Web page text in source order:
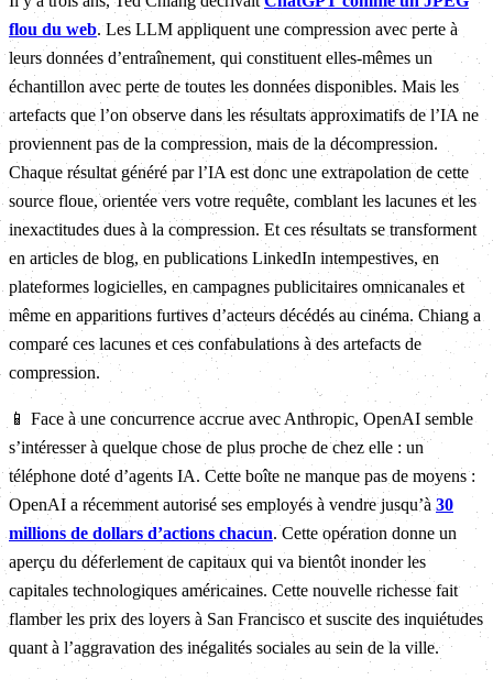
flou du web. Les LLM appliquent une compression avec perte à
leurs données d’entraînement, qui constituent elles-mêmes un
échantillon avec perte de toutes les données disponibles. Mais les
artefacts que l’on observe dans les résultats approximatifs de l’IA ne
proviennent pas de la compression, mais de la décompression.
Chaque résultat généré par l’IA est donc une extrapolation de cette
source floue, orientée vers votre requête, comblant les lacunes et les
inexactitudes dues à la compression. Et ces résultats se transforment
en articles de blog, en publications LinkedIn intempestives, en
plateformes logicielles, en campagnes publicitaires omnicanales et
même en apparitions furtives d’acteurs décédés au cinéma. Chiang a
comparé ces lacunes et ces confabulations à des artefacts de
compression.
📱 Face à une concurrence accrue avec Anthropic, OpenAI semble
s’intéresser à quelque chose de plus proche de chez elle : un
téléphone doté d’agents IA. Cette boîte ne manque pas de moyens :
OpenAI a récemment autorisé ses employés à vendre jusqu’à 30
millions de dollars d’actions chacun. Cette opération donne un
aperçu du déferlement de capitaux qui va bientôt inonder les
capitales technologiques américaines. Cette nouvelle richesse fait
flamber les prix des loyers à San Francisco et suscite des inquiétudes
quant à l’aggravation des inégalités sociales au sein de la ville.